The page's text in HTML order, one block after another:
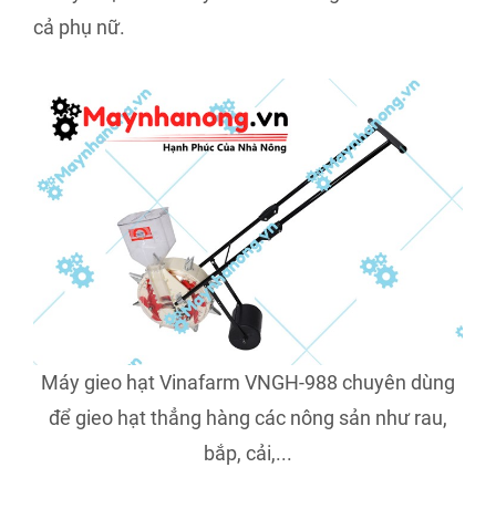
cả phụ nữ.
Máy gieo hạt Vinafarm VNGH-988 chuyên dùng
để gieo hạt thẳng hàng các nông sản như rau,
bắp, cải,...